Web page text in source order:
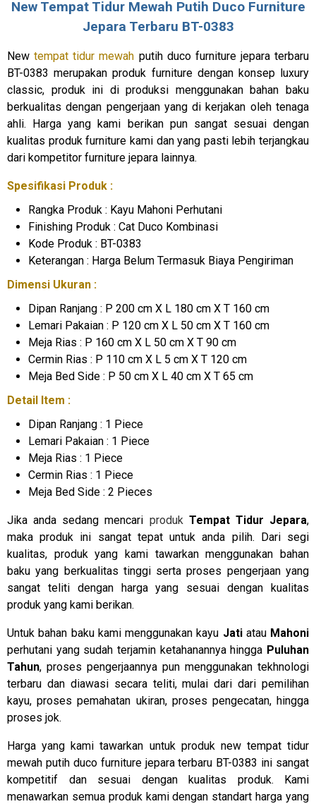
New Tempat Tidur Mewah Putih Duco Furniture
Jepara Terbaru BT-0383
Newtempat tidur mewah putih duco furniture jepara terbaru
BT-0383 merupakan produk furniture dengan konsep luxury
classic, produk ini di produksi menggunakan bahan baku
berkualitas dengan pengerjaan yang di kerjakan oleh tenaga
ahli. Harga yang kami berikan pun sangat sesuai dengan
kualitas produk furniture kami dan yang pasti lebih terjangkau
dari kompetitor furniture jepara lainnya.
Spesifikasi Produk :
Rangka Produk : Kayu Mahoni Perhutani
Finishing Produk : Cat Duco Kombinasi
Kode Produk : BT-0383
Keterangan : Harga Belum Termasuk Biaya Pengiriman
Dimensi Ukuran :
Dipan Ranjang : P 200 cm X L 180 cm X T 160 cm
Lemari Pakaian : P 120 cm X L 50 cm X T 160 cm
Meja Rias : P 160 cm X L 50 cm X T 90 cm
Cermin Rias : P 110 cm X L 5 cm X T 120 cm
Meja Bed Side : P 50 cm X L 40 cm X T 65 cm
Detail Item :
Dipan Ranjang : 1 Piece
Lemari Pakaian : 1 Piece
Meja Rias : 1 Piece
Cermin Rias : 1 Piece
Meja Bed Side : 2 Pieces
Jika anda sedang mencari produk Tempat Tidur Jepara,
maka produk ini sangat tepat untuk anda pilih. Dari segi
kualitas, produk yang kami tawarkan menggunakan bahan
baku yang berkualitas tinggi serta proses pengerjaan yang
sangat teliti dengan harga yang sesuai dengan kualitas
produk yang kami berikan.
Untuk bahan baku kami menggunakan kayu Jatiatau Mahoni
perhutani yang sudah terjamin ketahanannya hingga Puluhan
Tahun, proses pengerjaannya pun menggunakan tekhnologi
terbaru dan diawasi secara teliti, mulai dari dari pemilihan
kayu, proses pemahatan ukiran, proses pengecatan, hingga
proses jok.
Harga yang kami tawarkan untuk produk new tempat tidur
mewah putih duco furniture jepara terbaru BT-0383 ini sangat
kompetitif dan sesuai dengan kualitas produk. Kami
menawarkan semua produk kami dengan standart harga yang